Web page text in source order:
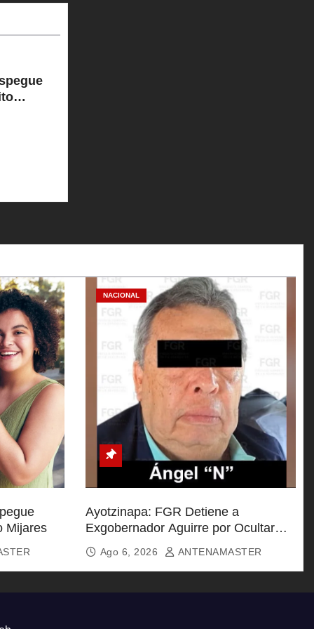
Mijares
NACIONAL
Ayotzinapa: FGR Detiene a
Exgobernador Aguirre por Ocultar
Información Clave
Ago 6, 2026 ANTENAMASTER